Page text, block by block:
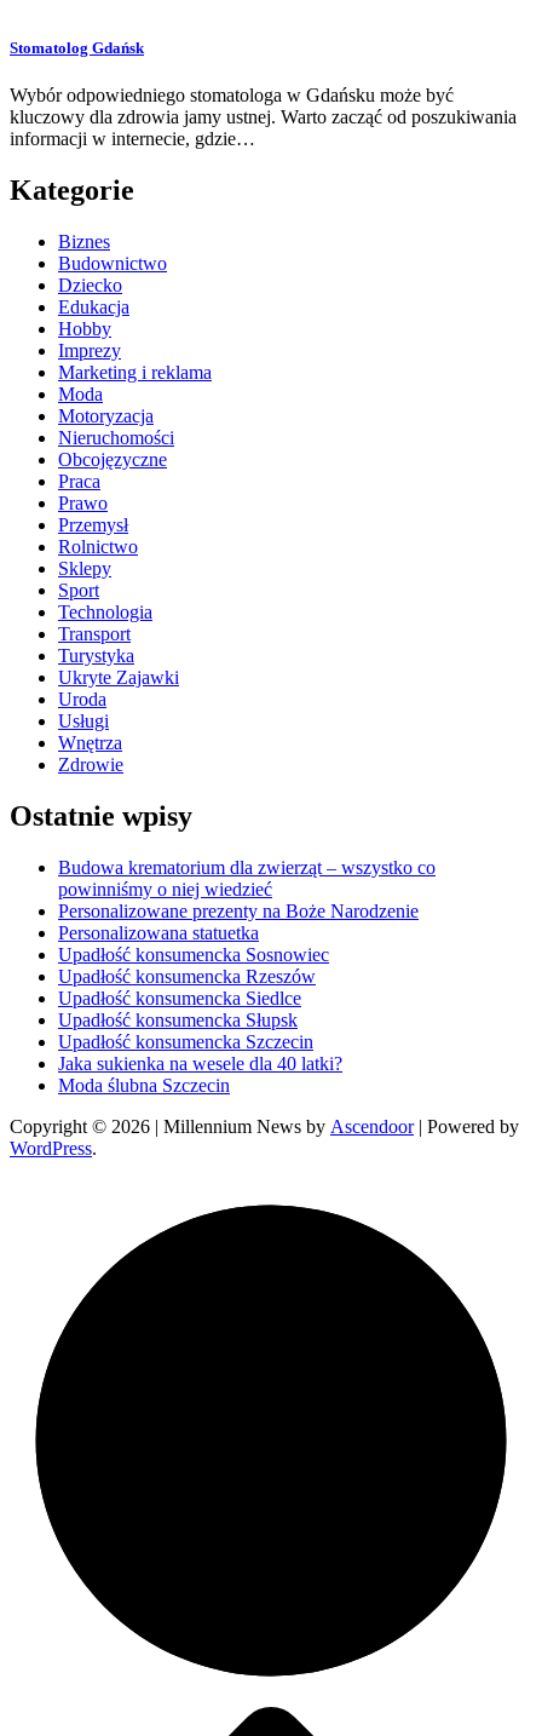
Stomatolog Gdańsk
Wybór odpowiedniego stomatologa w Gdańsku może być
kluczowy dla zdrowia jamy ustnej. Warto zacząć od poszukiwania
informacji w internecie, gdzie…
Kategorie
Biznes
Budownictwo
Dziecko
Edukacja
Hobby
Imprezy
Marketing i reklama
Moda
Motoryzacja
Nieruchomości
Obcojęzyczne
Praca
Prawo
Przemysł
Rolnictwo
Sklepy
Sport
Technologia
Transport
Turystyka
Ukryte Zajawki
Uroda
Usługi
Wnętrza
Zdrowie
Ostatnie wpisy
Budowa krematorium dla zwierząt – wszystko co
powinniśmy o niej wiedzieć
Personalizowane prezenty na Boże Narodzenie
Personalizowana statuetka
Upadłość konsumencka Sosnowiec
Upadłość konsumencka Rzeszów
Upadłość konsumencka Siedlce
Upadłość konsumencka Słupsk
Upadłość konsumencka Szczecin
Jaka sukienka na wesele dla 40 latki?
Moda ślubna Szczecin
Copyright © 2026 | Millennium News by Ascendoor| Powered by
WordPress.